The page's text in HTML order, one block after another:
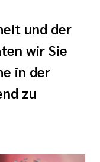
und der
wir Sie
in der
zu